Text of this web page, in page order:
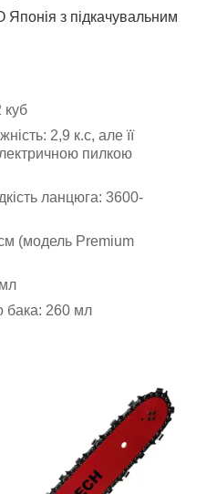
з підкачувальним
куб
2,9 к.с, але її
пилкою
ланцюга: 3600-
(модель Premium
бака: 260 мл